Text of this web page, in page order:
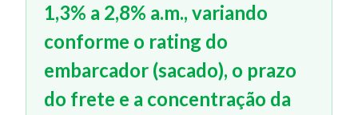
1,3% a 2,8% a.m., variando
conforme o rating do
embarcador (sacado), o prazo
do frete e a concentração da